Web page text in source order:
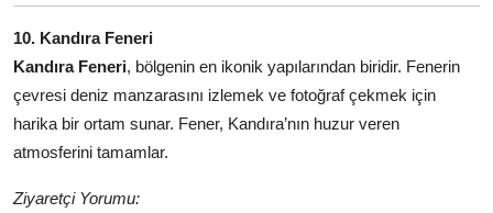
10. Kandıra Feneri
Kandıra Feneri, bölgenin en ikonik yapılarından biridir. Fenerin
çevresi deniz manzarasını izlemek ve fotoğraf çekmek için
harika bir ortam sunar. Fener, Kandıra’nın huzur veren
atmosferini tamamlar.
Ziyaretçi Yorumu: